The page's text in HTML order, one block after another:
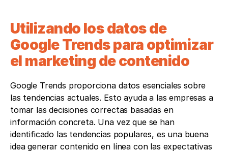
Utilizando los datos de
Google Trends para optimizar
el marketing de contenido
Google Trends proporciona datos esenciales sobre
las tendencias actuales. Esto ayuda a las empresas a
tomar las decisiones correctas basadas en
información concreta. Una vez que se han
identificado las tendencias populares, es una buena
idea generar contenido en línea con las expectativas